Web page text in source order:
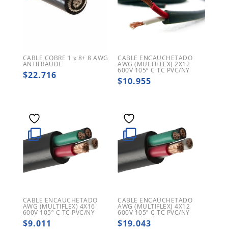
CABLE COBRE 1 x 8+ 8 AWG
ANTIFRAUDE
$22.716
CABLE ENCAUCHETADO
AWG (MULTIFLEX) 2X12
600V 105º C TC PVC/NY
$10.955
CABLE ENCAUCHETADO
AWG (MULTIFLEX) 4X16
600V 105º C TC PVC/NY
$9.011
CABLE ENCAUCHETADO
AWG (MULTIFLEX) 4X12
600V 105º C TC PVC/NY
$19.043